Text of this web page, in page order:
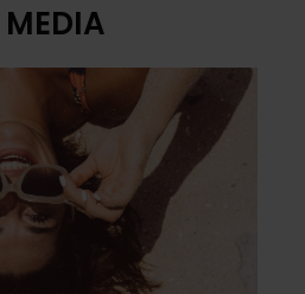
MEDIA